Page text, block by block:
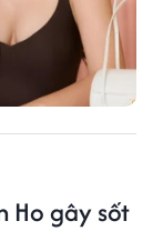
Ho gây sốt